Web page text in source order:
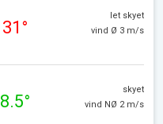
31°
let skyet
vind Ø 3 m/s
8.5°
skyet
vind NØ 2 m/s